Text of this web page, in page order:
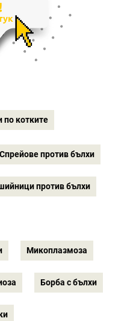
по котките
Спрейове против бълхи
против бълхи
Микоплазмоза
Борба с бълхи